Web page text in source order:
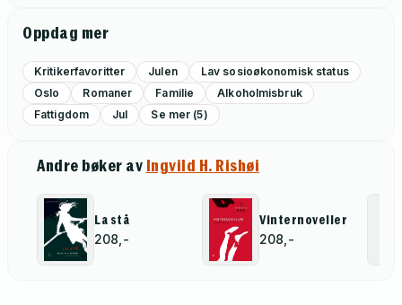
Oppdag mer
Kritikerfavoritter Julen
Lav sosioøkonomisk status
Oslo
Romaner Familie
Alkoholmisbruk
Fattigdom
Jul Se mer (5)
Andre bøker av Ingvild H. Rishøi
La stå
208,-
Vinternoveller
208,-